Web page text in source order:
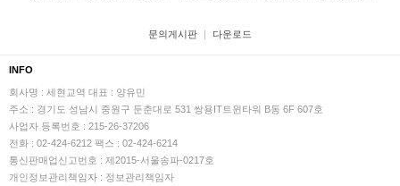
문의게시판 다운로드
INFO
회사명 : 세현교역 대표 : 양유민
주소 : 경기도 성남시 중원구 둔춘대로 531 쌍용IT트윈타워 B동 6F 607호
사업자 등록번호 : 215-26-37206
전화 : 02-424-6212 팩스 : 02-424-6214
통신판매업신고번호 : 제2015-서울송파-0217호
개인정보관리책임자 : 정보관리책임자